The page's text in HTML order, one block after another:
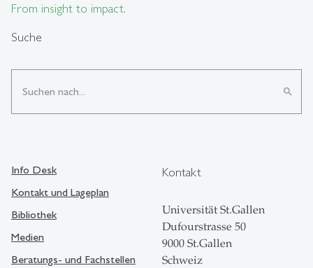
From insight to impact.
Suche
search
Info Desk
Kontakt und Lageplan
Bibliothek
Medien
Beratungs- und Fachstellen
Kontakt
Universität St.Gallen
Dufourstrasse 50
9000 St.Gallen
Schweiz